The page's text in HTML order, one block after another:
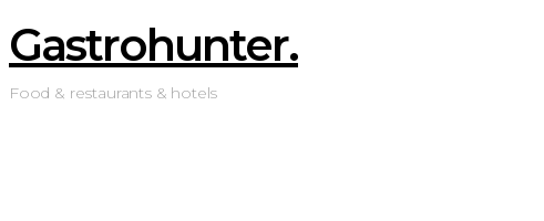
Gastrohunter.
Food & restaurants & hotels